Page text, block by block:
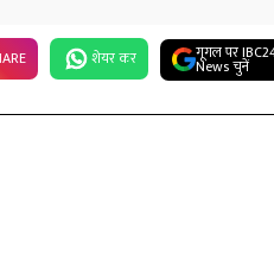
शेयर कर गूगल पर
News चुनें